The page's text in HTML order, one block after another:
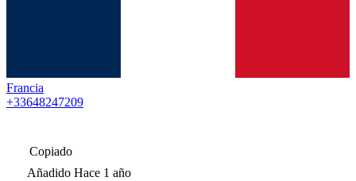
Francia
+33648247209
Copiado
Añadido Hace 1 año